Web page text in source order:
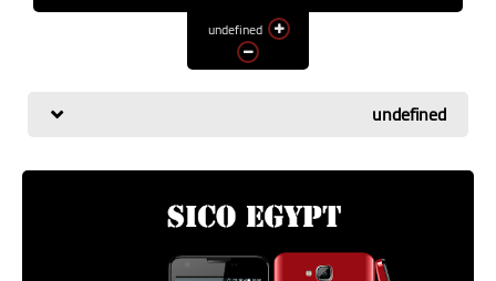
اسعار الهواتف
شاومي
اجهزة جوجل
العامة
undefined
undefined